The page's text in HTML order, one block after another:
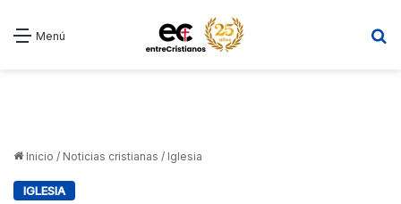
Menú
Inicio / Noticias cristianas / Iglesia
IGLESIA